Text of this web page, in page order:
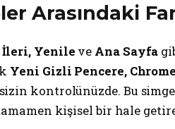
Arasındaki
İleri, Yenile ve Ana Sayfa
Yeni Gizli Pencere,
kontrolünüzde. Bu
kişisel bir hale